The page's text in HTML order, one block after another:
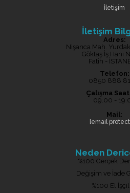
İletişim
İletişim
Adres:
Nişanca Mah.
Göktaş İş Hanı
Fatih -
Telefon:
0850 888
Çalışma
09:00 -
Mail:
[email
Neden
%100 Gerçek
Değişim ve İade
%100 El